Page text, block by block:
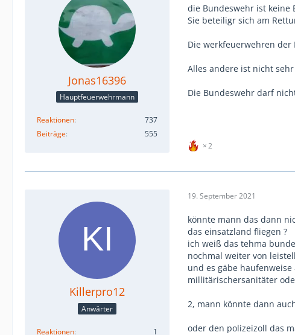
Jonas16396
Hauptfeuerwehrmann
Reaktionen
737
Beiträge
555
die Bundeswehr ist keine
Sie beteiligr sich am
Die werkfeuerwehren
Alles andere ist nicht
Die Bundeswehr darf
2
Killerpro12
Anwärter
Reaktionen
1
19. September 2021
könnte mann das dann
das einsatzland fliegen ?
ich weiß das tehma
nochmal weiter von
und es gäbe
millitärischersanitäter
2, mann könnte dann
oder den polizeizoll das